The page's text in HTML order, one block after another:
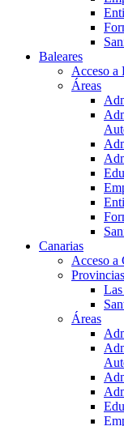
Baleares
Acceso a
Áreas
Canarias
Acceso a
Provincias
Áreas